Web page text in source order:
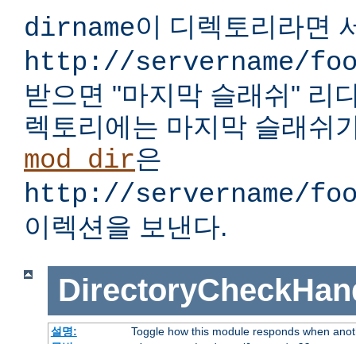
dirname이 디렉토리라면
http://servername/
받으면 "마지막 슬래쉬" 리
렉토리에는 마지막 슬래쉬
mod_dir은
http://servername/
이렉션을 보낸다.
설명:
Toggle how this module responds when